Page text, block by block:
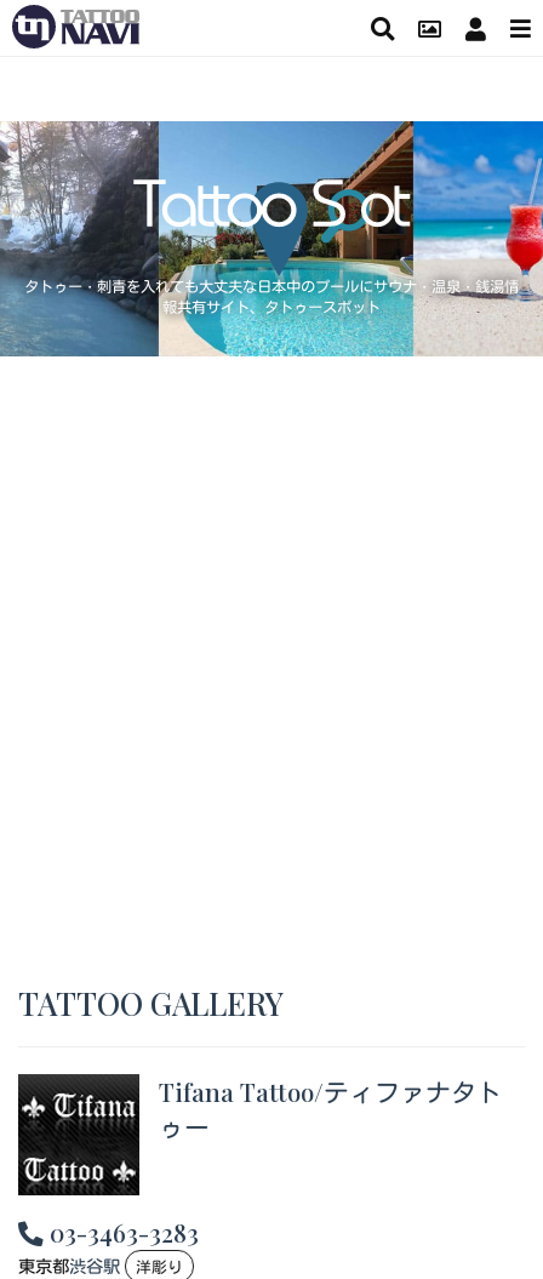
タトゥー・刺青を入れても大丈夫な日本中のプールにサウナ・温泉・銭湯情
報共有サイト、タトゥースポット
TATTOO GALLERY
Tifana Tattoo/ティファナタト
ゥー
03-3463-3283
東京都渋谷駅 洋彫り